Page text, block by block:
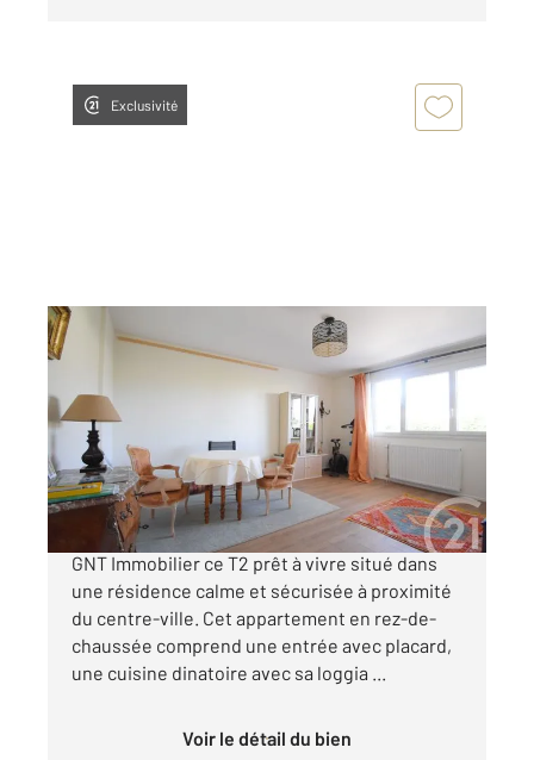
Exclusivité
VICHY 03
, 2 pièces
Ref : 1415
Appartement F2 à vendre
90 000 €
Venez visiter avec votre Agence Century 21
GNT Immobilier ce T2 prêt à vivre situé dans
une résidence calme et sécurisée à proximité
du centre-ville. Cet appartement en rez-de-
chaussée comprend une entrée avec placard,
une cuisine dinatoire avec sa loggia ...
Voir le détail du bien